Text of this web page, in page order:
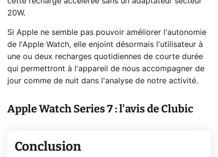
20W.
Si Apple ne semble pas pouvoir améliorer l'autonomie
de l'Apple Watch, elle enjoint désormais l'utilisateur à
une ou deux recharges quotidiennes de courte durée
qui permettront à l'appareil de nous accompagner de
jour comme de nuit dans l'analyse de notre activité.
Apple Watch Series 7 : l'avis de Clubic
Conclusion